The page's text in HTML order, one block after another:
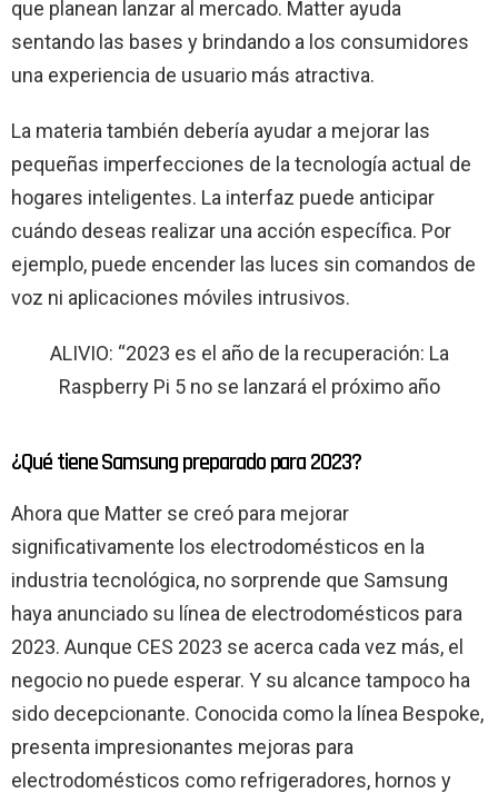
que planean lanzar al mercado. Matter ayuda
sentando las bases y brindando a los consumidores
una experiencia de usuario más atractiva.
La materia también debería ayudar a mejorar las
pequeñas imperfecciones de la tecnología actual de
hogares inteligentes. La interfaz puede anticipar
cuándo deseas realizar una acción específica. Por
ejemplo, puede encender las luces sin comandos de
voz ni aplicaciones móviles intrusivos.
ALIVIO: “2023 es el año de la recuperación: La
Raspberry Pi 5 no se lanzará el próximo año
¿Qué tiene Samsung preparado para 2023?
Ahora que Matter se creó para mejorar
significativamente los electrodomésticos en la
industria tecnológica, no sorprende que Samsung
haya anunciado su línea de electrodomésticos para
2023. Aunque CES 2023 se acerca cada vez más, el
negocio no puede esperar. Y su alcance tampoco ha
sido decepcionante. Conocida como la línea Bespoke,
presenta impresionantes mejoras para
electrodomésticos como refrigeradores, hornos y